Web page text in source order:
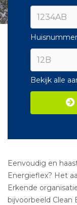
Huisnummer
Bekijk alle
Eenvoudig en
Energieflex? Het
Erkende
bijvoorbeeld Clean